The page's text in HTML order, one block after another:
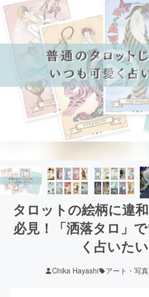
タロットの絵柄に違
必見！「洒落タロ」
く占いたい
Chika Hayashi アート・写真